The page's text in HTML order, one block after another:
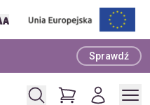
Sprawdź